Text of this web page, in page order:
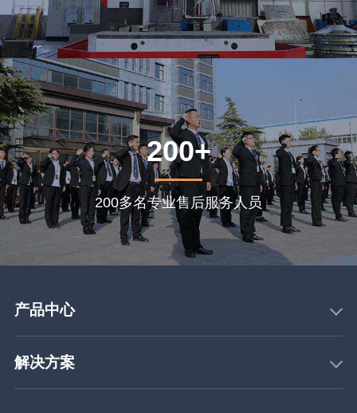
200+
200多名专业售后服务人员
产品中心
解决方案